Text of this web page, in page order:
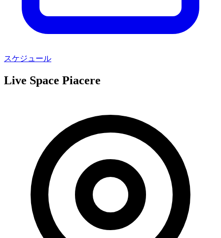
スケジュール
Live Space Piacere